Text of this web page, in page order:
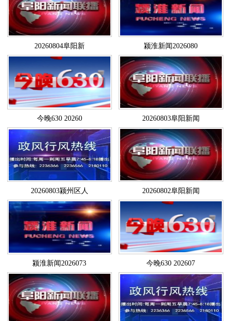
20260804阜阳新 颍淮新闻2026080
今晚630 20260 20260803阜阳新闻
20260803颍州区人 20260802阜阳新闻
颍淮新闻2026073 今晚630 202607